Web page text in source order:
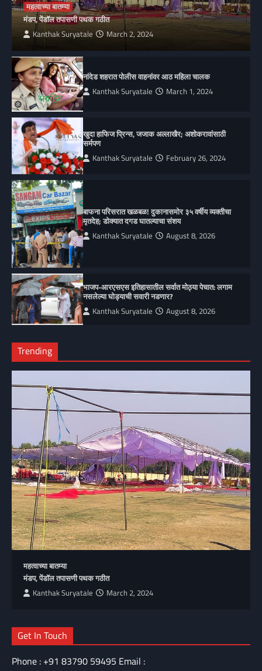
महत्वाच्या बातम्या
मंडप, पेंडॉल तपासणी पथक गठीत
Kanthak Suryatale March 2, 2024
नांदेड शहरात पोलीस वाहनांवर आठ महिला चालक
Kanthak Suryatale March 1, 2024
खुदा हाफिज प्रिन्स, जजाक अल्लाखैर; अशोकरावांसाठी
सर्मपण
Kanthak Suryatale February 26, 2024
बाफना परिसरात खळबळ! दुकानासमोर ३५ वर्षीय व्यक्तीचा
मृतदेह; डोक्यात दगड घातल्याचा संशय
Kanthak Suryatale August 8, 2026
भाजप-आरएसएस इतिहासातील सर्वात मोठ्या पेचात: लगाम
नसलेल्या घोड्याची सवारी नडणार?
Kanthak Suryatale August 8, 2026
Trending
महत्वाच्या बातम्या
मंडप, पेंडॉल तपासणी पथक गठीत
Kanthak Suryatale March 2, 2024
Get In Touch
Phone : +91 83790 59495 Email :